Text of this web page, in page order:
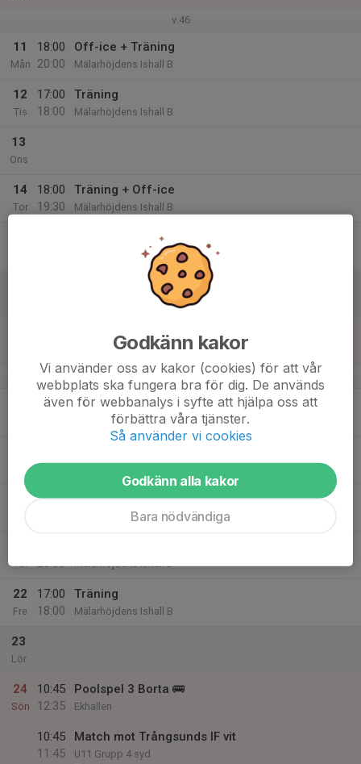
v.46
11
Mån
18:00
20:00
Off-ice + Träning
Mälarhöjdens Ishall B
12
Tis
17:00
18:00
Träning
Mälarhöjdens Ishall B
13
Ons
14
Tor
18:00
19:30
Träning + Off-ice
Mälarhöjdens Ishall B
Mälarhöjdens Ishall B
v.47
18:00
Off-ice + Träning
Mälarhöjdens Ishall B
Tis
20:00
Tor
20:00
Mälarhöjdens Ishall B
22
Fre
17:00
18:00
Träning
Mälarhöjdens Ishall B
23
Lör
24
Sön
10:45
12:35
Poolspel 3 Borta 🚌
Ekhallen
10:45
11:45
Match mot Trångsunds IF vit
U11 Grupp 4 syd
Godkänn kakor
Vi använder oss av kakor (cookies) för att vår
webbplats ska fungera bra för dig. De används
även för webbanalys i syfte att hjälpa oss att
förbättra våra tjänster.
Så använder vi cookies
Godkänn alla kakor
Bara nödvändiga